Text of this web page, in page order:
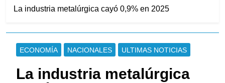
La industria metalúrgica cayó 0,9% en 2025
ECONOMÍA NACIONALES ULTIMAS NOTICIAS
La industria metalúrgica